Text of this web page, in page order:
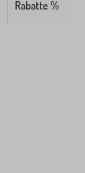
Rabatte %